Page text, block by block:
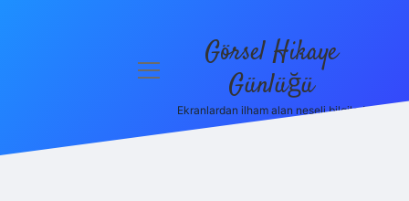
menüyü
Görsel Hikaye
Günlüğü
Ekranlardan ilham alan neşeli bilgiler!